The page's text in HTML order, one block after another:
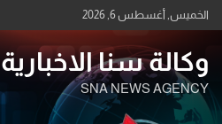
Skip
to
الخميس, أغسطس 6, 2026
وكالة سنا الاخبارية
SNA NEWS AGENCY